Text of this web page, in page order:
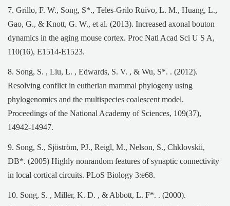
7. Grillo, F. W., Song, S*., Teles-Grilo Ruivo, L. M., Huang, L.,
Gao, G., & Knott, G. W., et al. (2013). Increased axonal bouton
dynamics in the aging mouse cortex. Proc Natl Acad Sci U S A,
110(16), E1514-E1523.
8. Song, S. , Liu, L. , Edwards, S. V. , & Wu, S*. . (2012).
Resolving conflict in eutherian mammal phylogeny using
phylogenomics and the multispecies coalescent model.
Proceedings of the National Academy of Sciences, 109(37),
14942-14947.
9. Song, S., Sjöström, PJ., Reigl, M., Nelson, S., Chklovskii,
DB*. (2005) Highly nonrandom features of synaptic connectivity
in local cortical circuits. PLoS Biology 3:e68.
10. Song, S. , Miller, K. D. , & Abbott, L. F*. . (2000).